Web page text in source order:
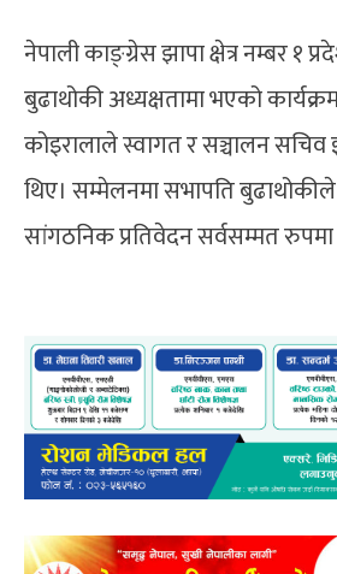
नेपाली काङ्ग्रेस झापा क्षेत्र नम्बर १
बुढाथोकी अध्यक्षतामा भएको
कोइरालाले स्वागत र सञ्चालन
थिए। सम्मेलनमा सभापति
सांगठनिक प्रतिवेदन सर्वसम्मत